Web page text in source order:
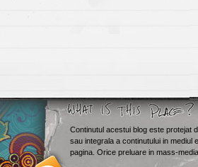
Continutul acestui blog este protejat
sau integrala a continutului in
pagina. Orice preluare in mass-
Smashing